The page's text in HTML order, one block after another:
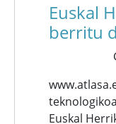
Euskal
berritu
Euskal